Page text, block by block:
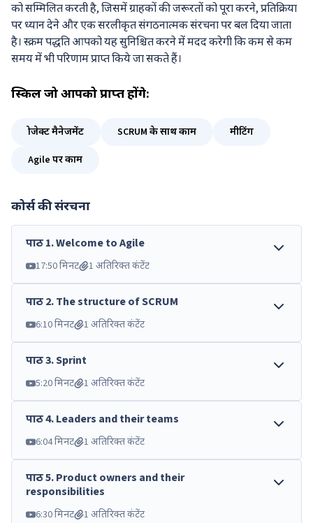
को सम्मिलित करती है, जिसमें ग्राहकों की जरूरतों को पूरा करने, प्रतिक्रिया
पर ध्यान देने और एक सरलीकृत संगठनात्मक संरचना पर बल दिया जाता
है। स्क्रम पद्धति आपको यह सुनिश्चित करने में मदद करेगी कि कम से कम
समय में भी परिणाम प्राप्त किये जा सकते हैं।
स्किलजो आपको प्राप्त होंगे:
प्रोजेक्ट मैनेजमेंट SCRUM के साथ काम
मीटिंग
Agile पर काम
कोर्स की संरचना
पाठ1.Welcome to Agile
17:50 मिनट 1 अतिरिक्त कंटेंट
पाठ2.The structure of SCRUM
6:10 मिनट 1 अतिरिक्त कंटेंट
पाठ3.Sprint
5:20 मिनट 1 अतिरिक्त कंटेंट
पाठ4.Leaders and their teams
6:04 मिनट 1 अतिरिक्त कंटेंट
पाठ5.Product owners and their
responsibilities
6:30 मिनट 1 अतिरिक्त कंटेंट